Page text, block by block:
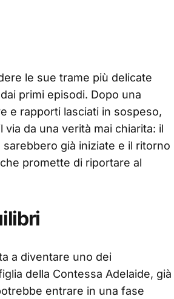
le sue trame più delicate
primi episodi. Dopo una
e rapporti lasciati in sospeso,
da una verità mai chiarita: il
già iniziate e il ritorno
promette di riportare al
a diventare uno dei
della Contessa Adelaide, già
entrare in una fase